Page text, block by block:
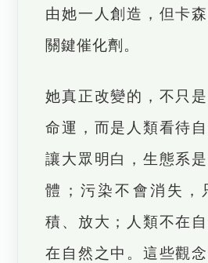
由她一人創造，但卡
關鍵催化劑。
她真正改變的，不只
命運，而是人類看待
讓大眾明白，生態系
體；污染不會消失，
積、放大；人類不在
在自然之中。這些觀